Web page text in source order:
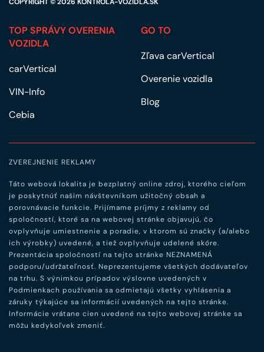
TOP SPRÁVY OVERENIA
VOZIDLA
carVertical
VIN-Info
Cebia
GO TO
Zľava carVertical
Overenie vozidla
Blog
ZVEREJNENIE REKLAMY
Táto webová lokalita je bezplatný online zdroj, ktorého cieľom
je poskytnúť našim návštevníkom užitočný obsah a
porovnávacie funkcie. Prijímame príjmy z reklamy od
spoločností, ktoré sa na webovej stránke objavujú, čo
ovplyvňuje umiestnenie a poradie, v ktorom sú značky (a/alebo
ich výrobky) uvedené, a tiež ovplyvňuje udelené skóre.
Prezentácia spoločností na tejto stránke NEZNAMENÁ
podporu/udržateľnosť. Neprezentujeme všetkých dodávateľov
na trhu. S výnimkou prípadov výslovne uvedených v
Podmienkach používania sa odmietajú všetky vyhlásenia a
záruky týkajúce sa informácií uvedených na tejto stránke.
Informácie vrátane cien uvedené na tejto webovej stránke sa
môžu kedykoľvek zmeniť.